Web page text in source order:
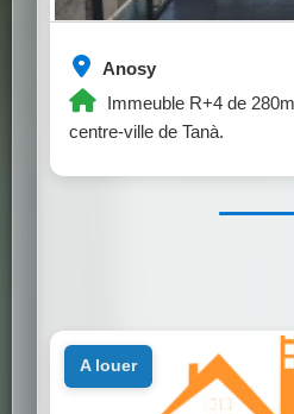
Anosy
Immeuble R+4 de
centre-ville de Tanà.
a louer